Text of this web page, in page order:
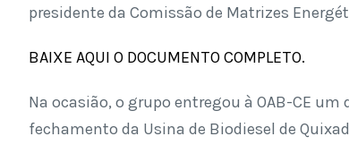
presidente da Comissão de Matrizes
BAIXE AQUI O DOCUMENTO COMPLETO.
Na ocasião, o grupo entregou à OAB-CE
fechamento da Usina de Biodiesel de